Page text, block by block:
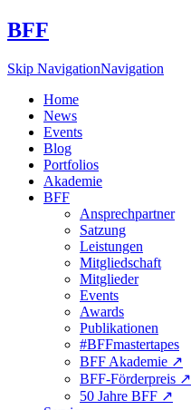
BFF
Skip NavigationNavigation
Home
News
Events
Blog
Portfolios
Akademie
BFF
Ansprechpartner
Satzung
Leistungen
Mitgliedschaft
Mitglieder
Events
Awards
Publikationen
#BFFmastertapes
BFF Akademie ↗︎
BFF-Förderpreis ↗︎
50 Jahre BFF ↗︎